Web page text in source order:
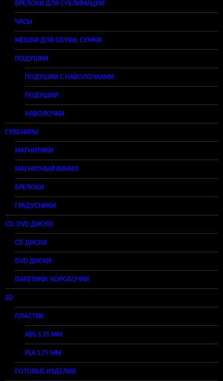
БРЕЛОКИ ДЛЯ СУБЛИМАЦИИ
ЧАСЫ
МЕШКИ ДЛЯ ОБУВИ, СУМКИ
ПОДУШКИ
ПОДУШКИ С НАВОЛОЧКАМИ
ПОДУШКИ
НАВОЛОЧКИ
СУВЕНИРЫ
МАГНИТИКИ
МАГНИТНЫЙ ВИНИЛ
БРЕЛОКИ
ГРАДУСНИКИ
CD, DVD ДИСКИ
CD ДИСКИ
DVD ДИСКИ
ПАКЕТИКИ, КОРОБОЧКИ
3D
ПЛАСТИК
ABS 1,75 ММ
PLA 1,75 ММ
ГОТОВЫЕ ИЗДЕЛИЯ